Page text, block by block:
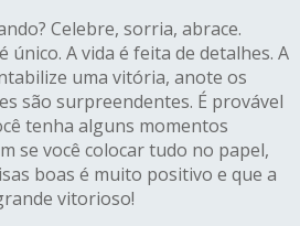
Celebre, sorria, abrace.
único. A vida é feita de detalhes. A
uma vitória, anote os
são surpreendentes. É provável
tenha alguns momentos
se você colocar tudo no papel,
boas é muito positivo e que a
vitorioso!